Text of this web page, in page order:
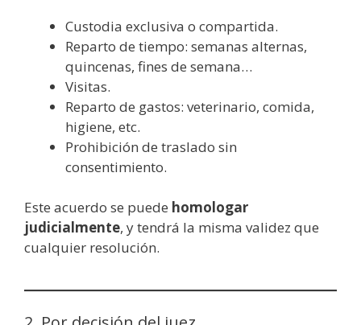
Custodia exclusiva o compartida.
Reparto de tiempo: semanas alternas,
quincenas, fines de semana…
Visitas.
Reparto de gastos: veterinario, comida,
higiene, etc.
Prohibición de traslado sin
consentimiento.
Este acuerdo se puede homologar
judicialmente, y tendrá la misma validez que
cualquier resolución.